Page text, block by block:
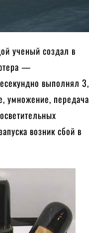
ученый создал в
—
выполнял 3,
умножение, передача
возник сбой в